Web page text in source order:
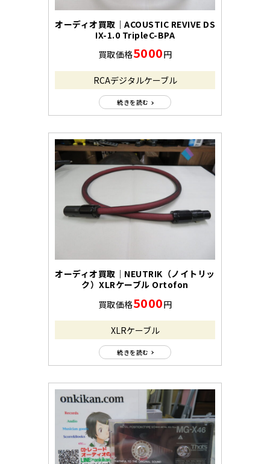
オーディオ買取｜ACOUSTIC REVIVE DS
IX-1.0 TripleC-BPA
買取価格5000円
RCAデジタルケーブル
続きを読む
オーディオ買取｜NEUTRIK（ノイトリッ
ク）XLRケーブル Ortofon
買取価格5000円
XLRケーブル
続きを読む